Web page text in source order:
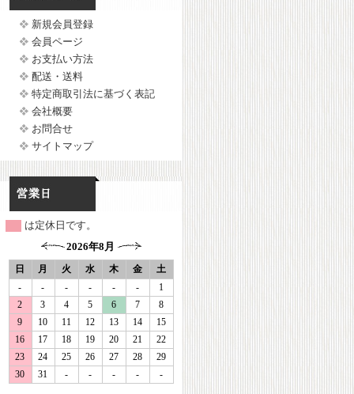
新規会員登録
会員ページ
お支払い方法
配送・送料
特定商取引法に基づく表記
会社概要
お問合せ
サイトマップ
は定休日です。